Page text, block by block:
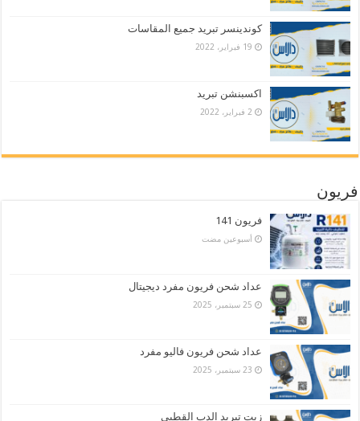
كوندينسر تبريد جميع المقاسات
19 فبراير، 2022
اكسبنشن تبريد
2 فبراير، 2022
فريون
فريون 141
‏أسبوعين مضت
عداد شحن فريون مفرد ديجيتال
25 سبتمبر، 2025
عداد شحن فريون فاليو مفرد
23 سبتمبر، 2025
زيت تبريد الدب القطبي